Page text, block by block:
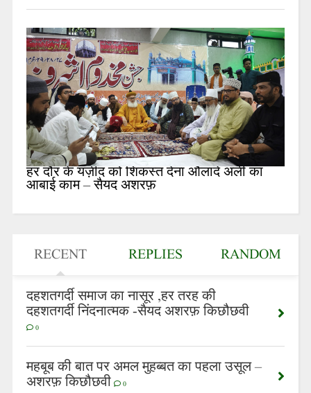
हर दौर के यज़ीद को शिकस्त देना औलादे अली का
आबाई काम – सैयद अशरफ़
RECENT REPLIES RANDOM
दहशतगर्दी समाज का नासूर ,हर तरह की
दहशतगर्दी निंदनात्मक -सैयद अशरफ़ किछौछवी
0
महबूब की बात पर अमल मुहब्बत का पहला उसूल –
अशरफ़ किछौछवी 0